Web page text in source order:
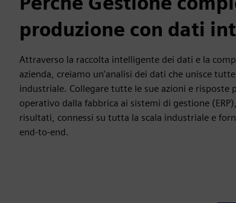
produzione con dati
Attraverso la raccolta intelligente dei dati e la
azienda, creiamo un'analisi dei dati che unisce
industriale. Collegare tutte le sue azioni e risposte
operativo dalla fabbrica ai sistemi di gestione
risultati, connessi su tutta la scala industriale e
end-to-end.